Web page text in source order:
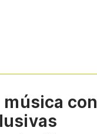
con